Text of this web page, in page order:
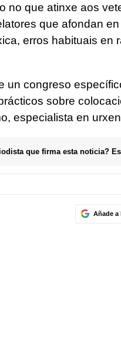
no que atinxe aos
que afondan
erros habituais en
un congreso
sobre
especialista en
que firma esta noticia?
Añade a